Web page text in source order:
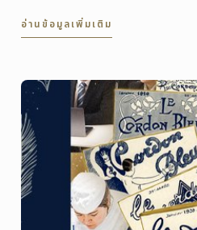
อ่านข้อมูลเพิ่มเติม